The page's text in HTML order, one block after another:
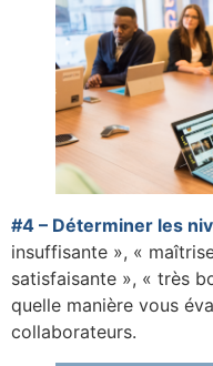
#4 – Déterminer les
insuffisante », «
satisfaisante », « très
quelle manière vous
collaborateurs.